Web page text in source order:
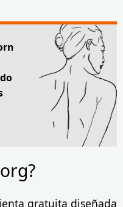
gratuita diseñada